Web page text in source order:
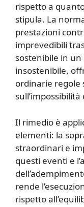
rispetto a
stipula. La
prestazioni
imprevedibili
sostenibile in
insostenibile,
ordinarie regole
Il rimedio è
elementi: la
straordinari e
questi eventi e
rende
rispetto